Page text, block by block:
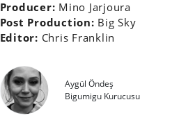
Producer: Mino Jarjoura
Post Production: Big Sky
Editor: Chris Franklin
Aygül Öndeş
Bigumigu Kurucusu